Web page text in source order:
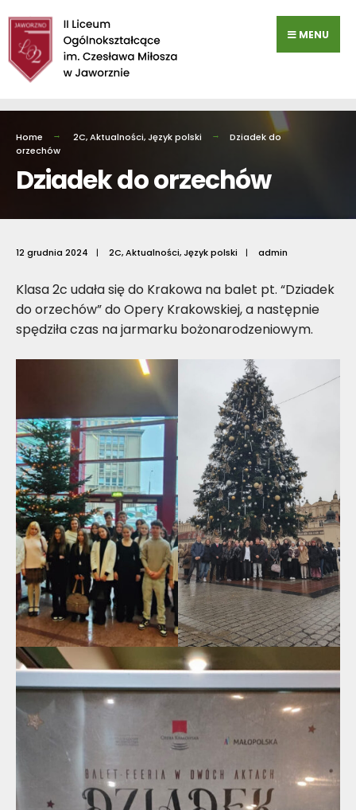
Przejdź
do
zawartości
MENU
Home 2C,Aktualności,Język polski
Dziadek do
orzechów
Dziadek do orzechów
12 grudnia 2024 | 2C,Aktualności,Język polski | admin
Klasa 2c udała się do Krakowa na balet pt. “Dziadek
do orzechów” do Opery Krakowskiej, a następnie
spędziła czas na jarmarku bożonarodzeniowym.